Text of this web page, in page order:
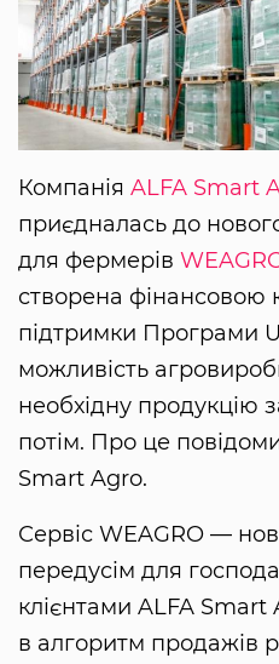
Компанія ALFA Smart
приєдналась до
для фермерів
створена фінансовою
підтримки Програми
можливість
необхідну продукцію
потім. Про це
Smart Agro.
Сервіс WEAGRO —
передусім для
клієнтами ALFA Smart
в алгоритм продажів